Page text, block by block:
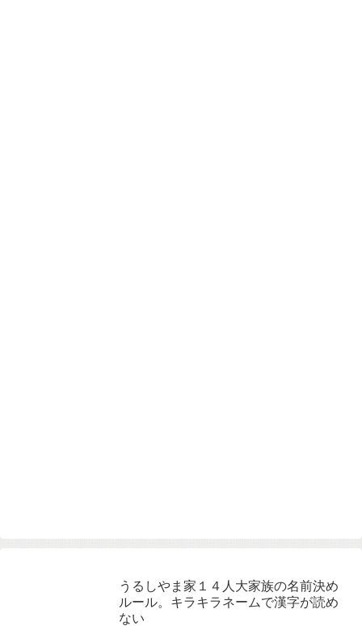
うるしやま家１４人大家族の名前決め
ルール。キラキラネームで漢字が読め
ない